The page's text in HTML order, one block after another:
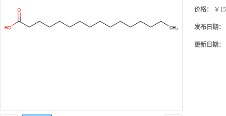
价格： ￥
发布日期：
更新日期：